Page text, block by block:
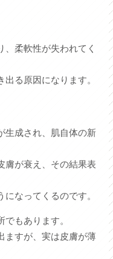
柔軟性が失われてく
る原因になります。
生成され、肌自体の新
膚が衰え、その結果表
なってくるのです。
もあります。
ますが、実は皮膚が薄